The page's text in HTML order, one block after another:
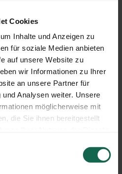
Cookies
Inhalte und Anzeigen zu
für soziale Medien anbieten
auf unsere Website zu
wir Informationen zu Ihrer
an unsere Partner für
Analysen weiter. Unsere
möglicherweise mit
die Sie ihnen bereitgestellt